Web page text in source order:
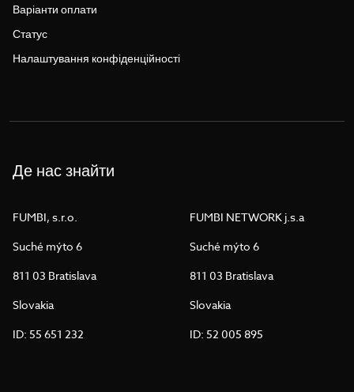
Варіанти оплати
Статус
Налаштування конфіденційності
Де нас знайти
FUMBI, s.r.o.
Suché mýto 6
811 03 Bratislava
Slovakia
ID: 55 651 232
FUMBI NETWORK j.s.a
Suché mýto 6
811 03 Bratislava
Slovakia
ID: 52 005 895